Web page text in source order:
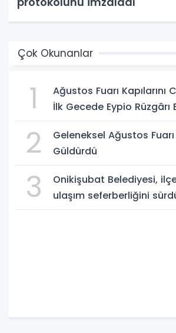
Çok Okunanlar
1
Ağustos Fuarı Kapılarını
İlk Gecede Eypio Rüzgârı
2
Geleneksel Ağustos Fuarı
Güldürdü
3
Onikişubat Belediyesi,
ulaşım seferberliğini